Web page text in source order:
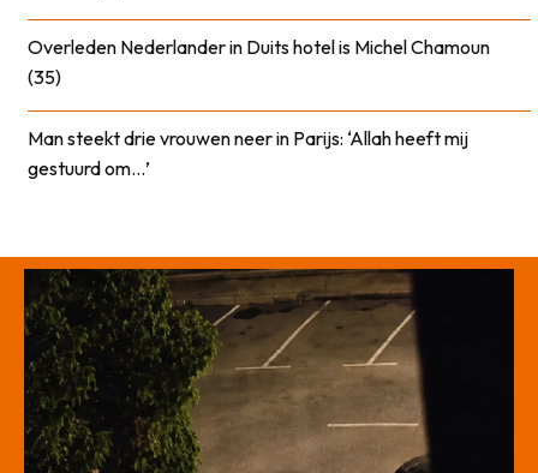
Overleden Nederlander in Duits hotel is Michel Chamoun
(35)
Man steekt drie vrouwen neer in Parijs: ‘Allah heeft mij
gestuurd om…’